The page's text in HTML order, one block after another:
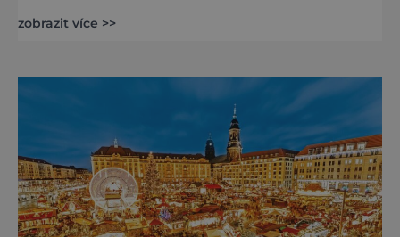
Comoedien-Hausu zve na stálou expozici
Matyáše Bernarda Brauna nejen z Kuksu.
Výstava Braunova socha loutkou představuje
padesát autorských loutek řezbáře a scénog
zobrazit více >>